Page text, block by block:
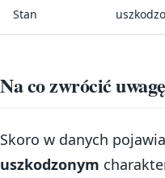
Stan
Na co zwrócić
Skoro w danych
uszkodzonym